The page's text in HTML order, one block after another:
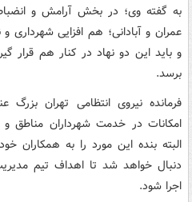
به گفته وی؛ در بخش آرامش و
عمران و آبادانی؛ هم افزایی
و باید این دو نهاد در کنار هم قرار
برسد.
فرمانده نیروی انتظامی تهران بزرگ
امکانات در خدمت شهرداران مناطق و
البته بنده این مورد را به همکاران
دنبال خواهد شد تا اهداف تیم
اجرا شود.